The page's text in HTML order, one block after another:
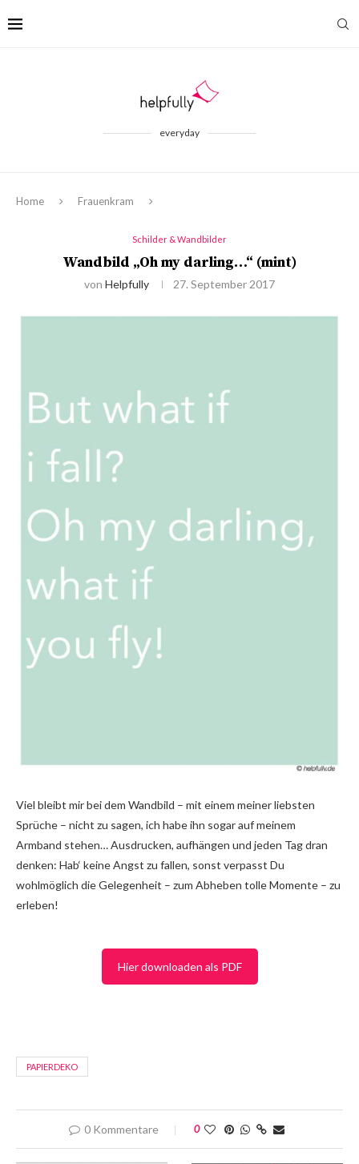
everyday
Home Frauenkram
Schilder & Wandbilder
Wandbild „Oh my darling…“ (mint)
von Helpfully 27. September 2017
Viel bleibt mir bei dem Wandbild – mit einem meiner liebsten
Sprüche – nicht zu sagen, ich habe ihn sogar auf meinem
Armband stehen… Ausdrucken, aufhängen und jeden Tag dran
denken: Hab‘ keine Angst zu fallen, sonst verpasst Du
wohlmöglich die Gelegenheit – zum Abheben tolle Momente – zu
erleben!
Hier downloaden als PDF
PAPIERDEKO
0 Kommentare 0